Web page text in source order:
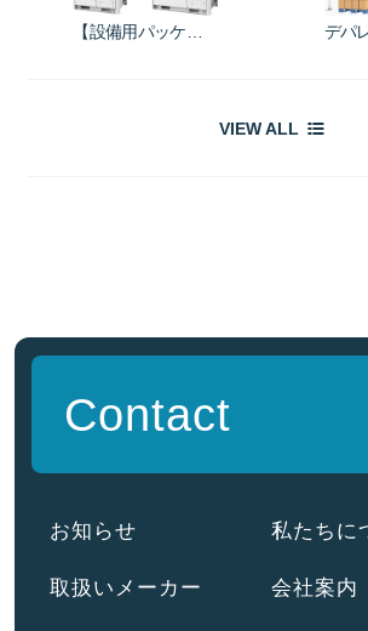
VIEW ALL
お知らせ 私たちに
取扱いメーカー 会社案内
Contact